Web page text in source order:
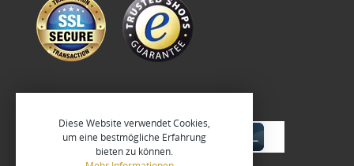
Diese Website verwendet Cookies,
um eine bestmögliche Erfahrung
bieten zu können.